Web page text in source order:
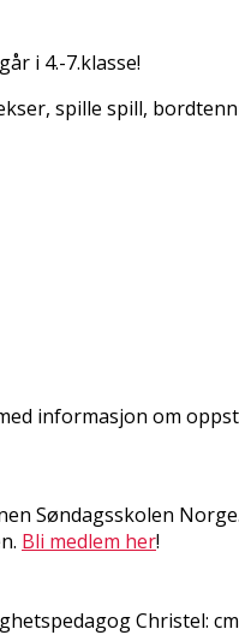
i 4.-7.klasse!
spille spill,
informasjon om
Søndagsskolen
Bli medlem her!
Christel: